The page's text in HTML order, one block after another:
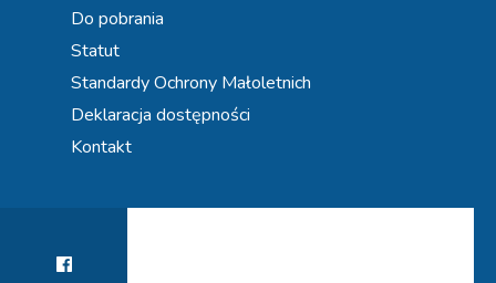
Do pobrania
Statut
Standardy Ochrony Małoletnich
Deklaracja dostępności
Kontakt